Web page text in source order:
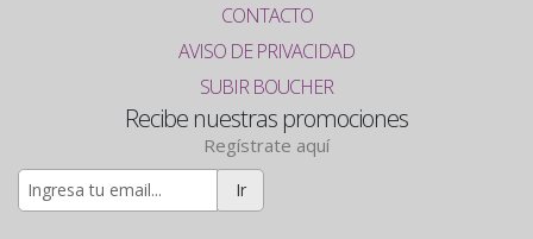
CONTACTO
AVISO DE PRIVACIDAD
SUBIR BOUCHER
Recibe nuestras promociones
Regístrate aquí
Ir